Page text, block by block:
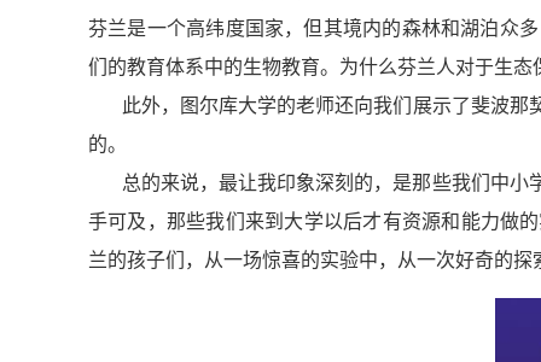
芬兰是一个高纬度国家，但其境内的森林和湖泊众
们的教育体系中的生物教育。为什么芬兰人对于生
此外，图尔库大学的老师还向我们展示了斐波那
的。
总的来说，最让我印象深刻的，是那些我们中
手可及，那些我们来到大学以后才有资源和能力做
兰的孩子们，从一场惊喜的实验中，从一次好奇的